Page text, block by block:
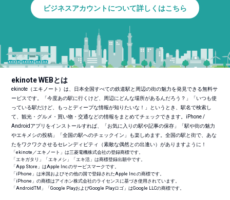
ビジネスアカウントについて詳しくはこちら
ekinote WEBとは
ekinote（エキノート）は、日本全国すべての鉄道駅と周辺の街の魅力を発見できる無料サ
ービスです。「今度あの駅に行くけど、周辺にどんな場所があるんだろう？」「いつも使
っている駅だけど、もっとディープな情報が知りたいな！」というとき、駅名で検索し
て、観光・グルメ・買い物・交通などの情報をまとめてチェックできます。iPhone /
Androidアプリをインストールすれば、「お気に入りの駅や記事の保存」「駅や街の魅力
やエキメシの投稿」「全国の駅へのチェックイン」も楽しめます。全国の駅と街で、あな
たをワクワクさせるセレンディピティ（素敵な偶然との出逢い）がありますように！
「ekinote／エキノート」は三菱電機株式会社の登録商標です。
「エキガタリ」「エキメシ」「エキ活」は商標登録出願中です。
「App Store」はApple Inc.のサービスマークです。
「iPhone」は米国およびその他の国で登録されたApple Inc.の商標です。
「iPhone」の商標はアイホン株式会社のライセンスに基づき使用されています。
「AndroidTM 」「Google PlayおよびGoogle Playロゴ」はGoogle LLCの商標です。